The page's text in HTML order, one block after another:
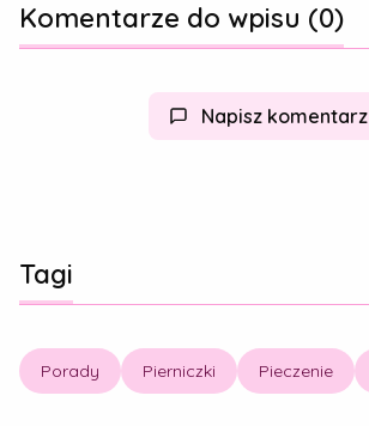
Komentarze do wpisu (0)
Napisz komentarz
Tagi
Porady Pierniczki Pieczenie